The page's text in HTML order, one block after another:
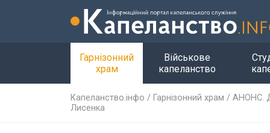
Гарнізонний
храм
Військове
капеланство
Капеланство.інфо / Гарнізонний храм / АНОНС.
Лисенка